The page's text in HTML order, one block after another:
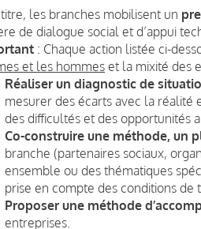
les branches mobilisent un
de dialogue social et d’appui
: Chaque action listée ci-
et les hommes et la mixité des
Réaliser un diagnostic de
mesurer des écarts avec la réalité
des difficultés et des opportunités
Co-construire une méthode, un
branche (partenaires sociaux,
ensemble ou des thématiques
prise en compte des conditions
Proposer une méthode
entreprises.